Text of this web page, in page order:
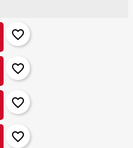
favorite_border
favorite_border
favorite_border
favorite_border